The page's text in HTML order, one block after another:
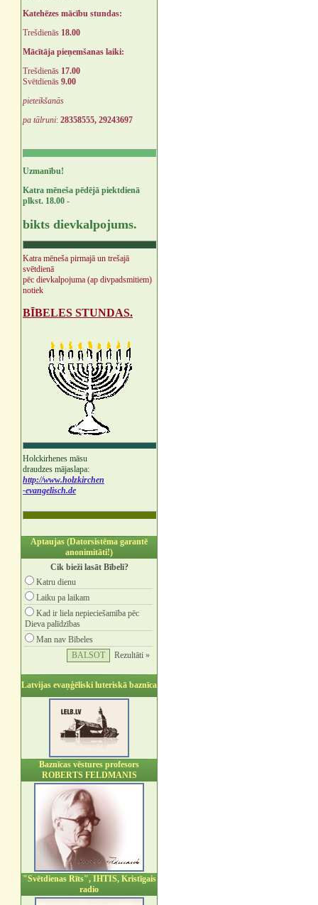
Katehēzes mācību stundas:
Trešdienās 18.00
Mācītāja pieņemšanas laiki:
Trešdienās 17.00
Svētdienās 9.00
pieteikšanās
pa tālruni: 28358555, 29243697
Uzmanību!
Katra mēneša pēdējā piektdienā
plkst. 18.00 -
bikts dievkalpojums.
Katra mēneša pirmajā un trešajā
svētdienā
pēc dievkalpojuma (ap divpadsmitiem)
notiek
BĪBELES STUNDAS.
Holckirhenes māsu
draudzes mājaslapa:
http://www.holzkirchen
-evangelisch.de
Aptaujas (Datorsistēma garantē
anonimitāti!)
Cik bieži lasāt Bībeli?
Katru dienu
Laiku pa laikam
Kad ir liela nepieciešamība pēc
Dieva palīdzības
Man nav Bībeles
Rezultāti »
Latvijas evaņģēliski luteriskā baznīca
Baznīcas vēstures profesors
ROBERTS FELDMANIS
"Svētdienas Rīts", IHTIS, Kristīgais
radio